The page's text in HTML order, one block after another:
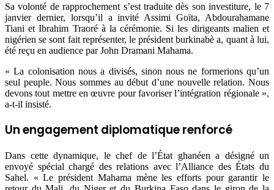
Sa volonté de rapprochement s’est traduite dès son investiture, le 7
janvier dernier, lorsqu’il a invité Assimi Goïta, Abdourahamane
Tiani et Ibrahim Traoré à la cérémonie. Si les dirigeants malien et
nigérien se sont fait représenter, le président burkinabè a, quant à lui,
été reçu en audience par John Dramani Mahama.
« La colonisation nous a divisés, sinon nous ne formerions qu’un
seul peuple. Nous sommes au début d’une nouvelle relation. Nous
devons tout mettre en œuvre pour favoriser l’intégration régionale »,
a-t-il insisté.
Un engagement diplomatique renforcé
Dans cette dynamique, le chef de l’État ghanéen a désigné un
envoyé spécial chargé des relations avec l’Alliance des États du
Sahel. « Le président Mahama mène les efforts pour garantir le